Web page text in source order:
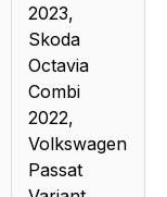
2023,
Skoda
Octavia
Combi
2022,
Volkswagen
Passat